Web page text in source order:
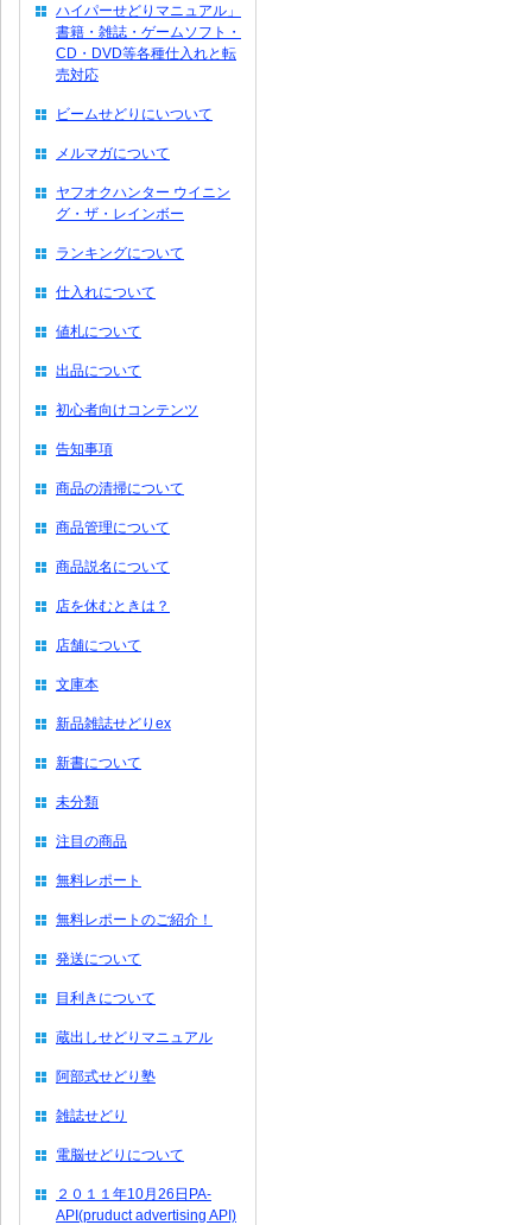
ハイパーせどりマニュアル」
書籍・雑誌・ゲームソフト・
CD・DVD等各種仕入れと転
売対応
ビームせどりにいついて
メルマガについて
ヤフオクハンター ウイニン
グ・ザ・レインボー
ランキングについて
仕入れについて
値札について
出品について
初心者向けコンテンツ
告知事項
商品の清掃について
商品管理について
商品説名について
店を休むときは？
店舗について
文庫本
新品雑誌せどりex
新書について
未分類
注目の商品
無料レポート
無料レポートのご紹介！
発送について
目利きについて
蔵出しせどりマニュアル
阿部式せどり塾
雑誌せどり
電脳せどりについて
２０１１年10月26日PA-
API(pruduct advertising API)